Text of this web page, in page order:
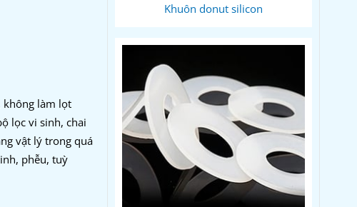
không làm lọt
lọc vi sinh, chai
vật lý trong quá
phễu, tuỳ
Khuôn donut silicon